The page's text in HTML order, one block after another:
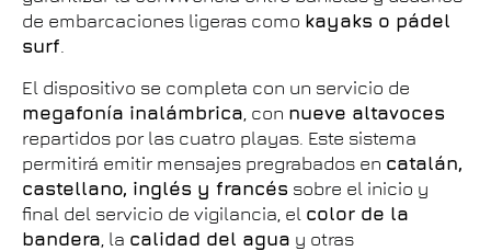
de embarcaciones ligeras como kayaks o pádel
surf
El dispositivo se completa con un servicio de
megafonía inalámbrica , con nueve altavoces
repartidos por las cuatro playas. Este sistema
permitirá emitir mensajes pregrabados en catalán,
castellano, inglés y francés sobre el inicio y
final del servicio de vigilancia, el color de la
bandera , la calidad del agua y otras